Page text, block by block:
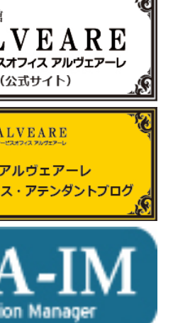
知らせ
んとれすくーる の開催が決定しま
ージをご覧ください。
005/008/p036060.html
らせ
ックに株式会社テイコク様が掲載
notice/9424/
」様のお知らせ
アルされました。